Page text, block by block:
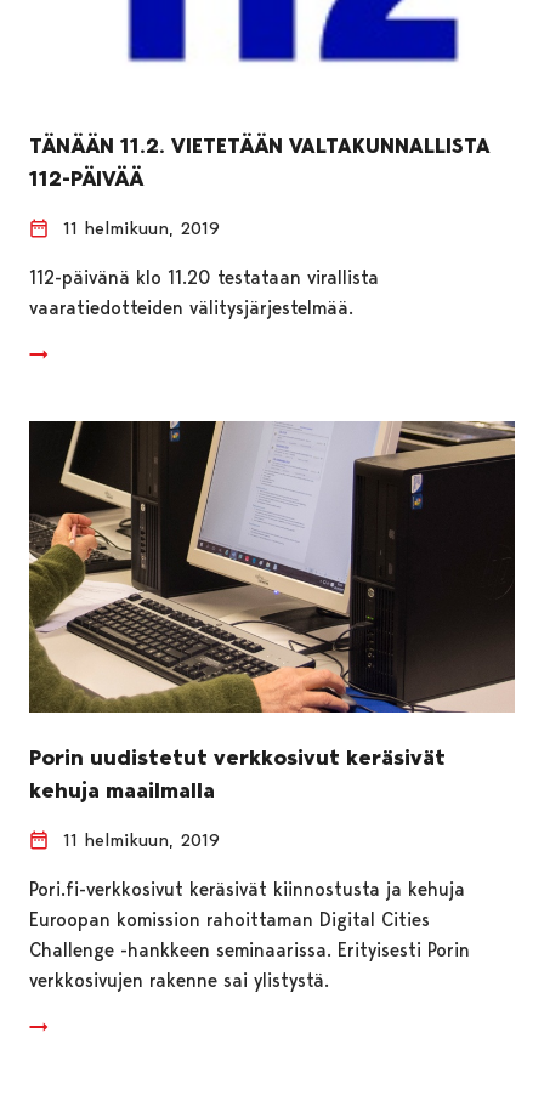
TÄNÄÄN 11.2. VIETETÄÄN VALTAKUNNALLISTA
112-PÄIVÄÄ
11 helmikuun, 2019
112-päivänä klo 11.20 testataan virallista
vaaratiedotteiden välitysjärjestelmää.
Porin uudistetut verkkosivut keräsivät
kehuja maailmalla
11 helmikuun, 2019
Pori.fi-verkkosivut keräsivät kiinnostusta ja kehuja
Euroopan komission rahoittaman Digital Cities
Challenge -hankkeen seminaarissa. Erityisesti Porin
verkkosivujen rakenne sai ylistystä.